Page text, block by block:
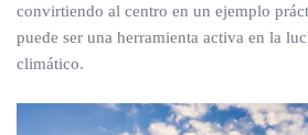
convirtiendo al centro en un ejemplo
puede ser una herramienta activa en la
climático.